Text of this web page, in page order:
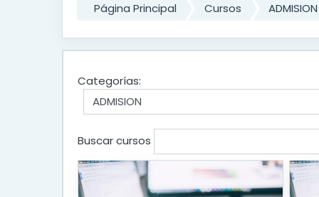
Página Principal Cursos ADMISION
Categorías:
Buscar cursos